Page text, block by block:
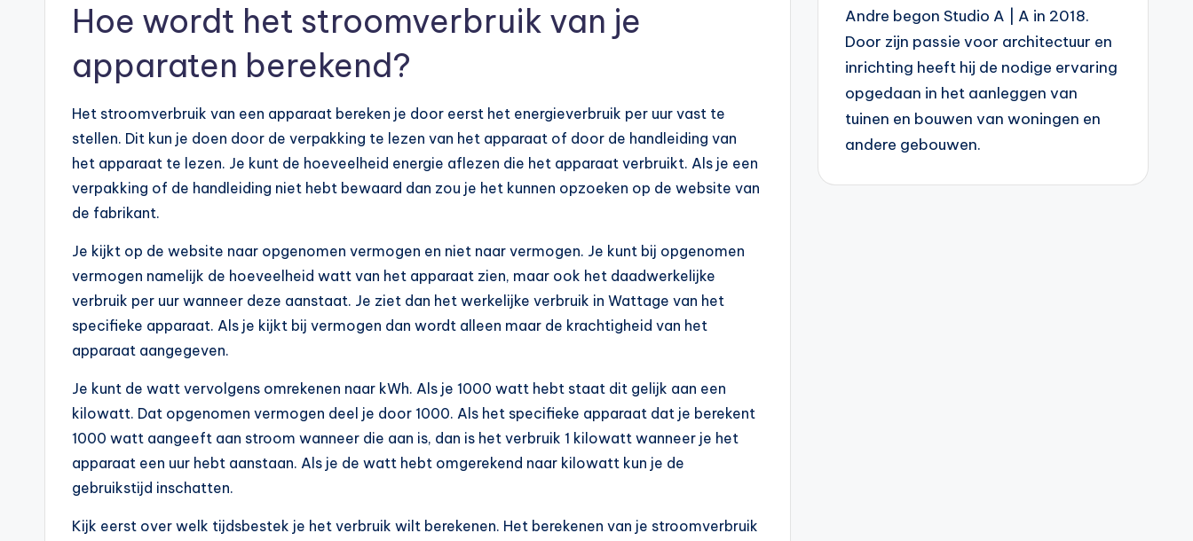
Hoe wordt het stroomverbruik van je
apparaten berekend?
Het stroomverbruik van een apparaat bereken je door eerst het energieverbruik per uur vast te
stellen. Dit kun je doen door de verpakking te lezen van het apparaat of door de handleiding van
het apparaat te lezen. Je kunt de hoeveelheid energie aflezen die het apparaat verbruikt. Als je een
verpakking of de handleiding niet hebt bewaard dan zou je het kunnen opzoeken op de website van
de fabrikant.
Je kijkt op de website naar opgenomen vermogen en niet naar vermogen. Je kunt bij opgenomen
vermogen namelijk de hoeveelheid watt van het apparaat zien, maar ook het daadwerkelijke
verbruik per uur wanneer deze aanstaat. Je ziet dan het werkelijke verbruik in Wattage van het
specifieke apparaat. Als je kijkt bij vermogen dan wordt alleen maar de krachtigheid van het
apparaat aangegeven.
Je kunt de watt vervolgens omrekenen naar kWh. Als je 1000 watt hebt staat dit gelijk aan een
kilowatt. Dat opgenomen vermogen deel je door 1000. Als het specifieke apparaat dat je berekent
1000 watt aangeeft aan stroom wanneer die aan is, dan is het verbruik 1 kilowatt wanneer je het
apparaat een uur hebt aanstaan. Als je de watt hebt omgerekend naar kilowatt kun je de
gebruikstijd inschatten.
Kijk eerst over welk tijdsbestek je het verbruik wilt berekenen. Het berekenen van je stroomverbruik
Andre begon Studio A | A in 2018.
Door zijn passie voor architectuur en
inrichting heeft hij de nodige ervaring
opgedaan in het aanleggen van
tuinen en bouwen van woningen en
andere gebouwen.